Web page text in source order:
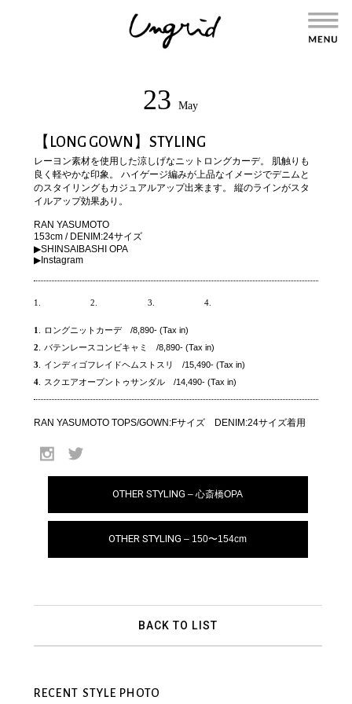
23 May
【LONG GOWN】STYLING
レーヨン素材を使用した涼しげなニットロングカーデ。 肌触りも
良く軽やかな印象。 ハイゲージ編みが上品なイメージでデニムと
のスタイリングもカジュアルアップ出来ます。 縦のラインがスタ
イルアップ効果あり。
RAN YASUMOTO
153cm / DENIM:24サイズ
▶︎SHINSAIBASHI OPA
▶︎Instagram
1. 2. 3. 4.
1
ロングニットカーデ /8,890- (Tax in)
2
バテンレースコンビキャミ /8,890- (Tax in)
3
インディゴフレイドヘムストスリ /15,490- (Tax in)
4. スクエアオープントゥサンダル /14,490- (Tax in)
RAN YASUMOTO TOPS/GOWN:Fサイズ DENIM:24サイズ着用
OTHER STYLING – 心斎橋OPA
OTHER STYLING – 150〜154cm
BACK TO LIST
RECENT STYLE PHOTO